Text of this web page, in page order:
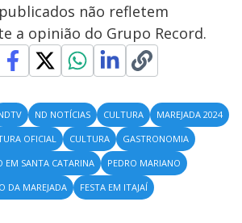
não refletem
a opinião do Grupo Record.
ND NOTÍCIAS CULTURA
MAREJADA 2024
OFICIAL CULTURA
GASTRONOMIA
EM SANTA CATARINA
PEDRO MARIANO
DA MAREJADA FESTA EM ITAJAÍ